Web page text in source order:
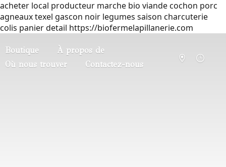
acheter local producteur marche bio viande cochon porc
agneaux texel gascon noir legumes saison charcuterie
colis panier detail https://biofermelapillanerie.com
Boutique
À propos de
Où nous trouver
Contactez-nous